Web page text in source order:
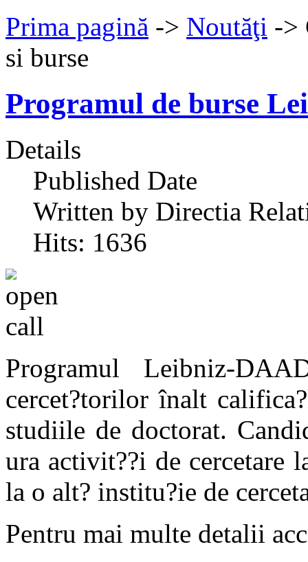
Prima pagină -> Noutăţi ->
si burse
Programul de burse
Details
Published Date
Written by Directia
Hits: 1636
Programul Leibniz-
cercet?torilor înalt
studiile de doctorat.
ura activit??i de
la o alt? institu?ie de
Pentru mai multe detalii